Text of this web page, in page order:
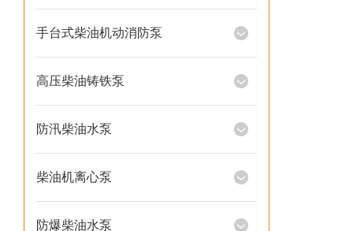
手台式柴油机动消防泵
高压柴油铸铁泵
防汛柴油水泵
柴油机离心泵
防爆柴油水泵